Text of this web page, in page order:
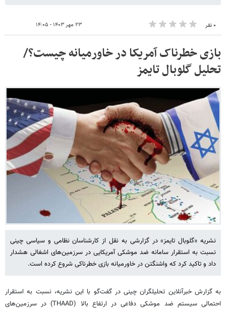
۰ نفر ۲۳ مهر ۱۴۰۳ - ۱۴:۰۵
بازی خطرناک آمریکا در خاورمیانه چیست؟/
تحلیل گلوبال تایمز
نشریه «گلوبال تایمز» در گزارشی به نقل از کارشناسان نظامی و سیاسی چینی
نسبت به استقرار سامانه ضد موشکی آمریکایی در سرزمین‌های اشغالی هشدار
داد و تاکید کرد که واشنگتن در خاورمیانه بازی خطرناکی شروع کرده است.
به گزارش خبرآنلاین تحلیلگران چینی در گفت‌گو با این نشریه، نسبت به استقرار
احتمالی سیستم ضد موشکی دفاعی در ارتفاع بالا (THAAD) در سرزمین‌های